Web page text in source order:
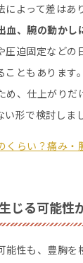
によって差はあ
血、腕の動かし
圧迫固定などの
こともあります
め、仕上がりだ
形で検討しま
くらい？痛み・
じる可能性
能性も、豊胸を